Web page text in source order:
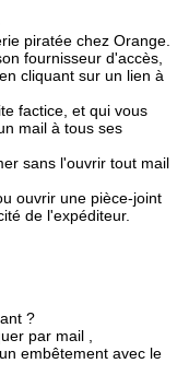
piratée chez Orange.
fournisseur d'accès,
cliquant sur un lien à
factice, et qui vous
mail à tous ses
sans l'ouvrir tout mail
ouvrir une pièce-joint
de l'expéditeur.
?
par mail ,
embêtement avec le